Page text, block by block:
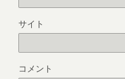
サイト
コメント